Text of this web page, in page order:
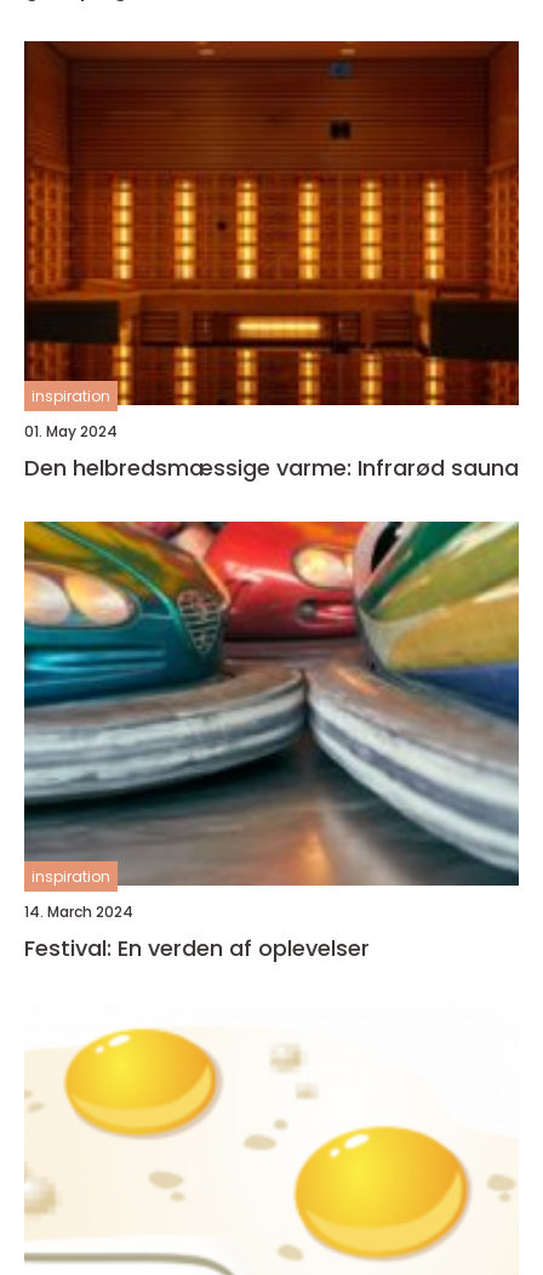
inspiration
01. May 2024
Den helbredsmæssige varme: Infrarød sauna
inspiration
14. March 2024
Festival: En verden af oplevelser